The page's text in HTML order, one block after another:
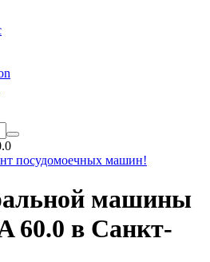
машины
60.0 в Санкт-